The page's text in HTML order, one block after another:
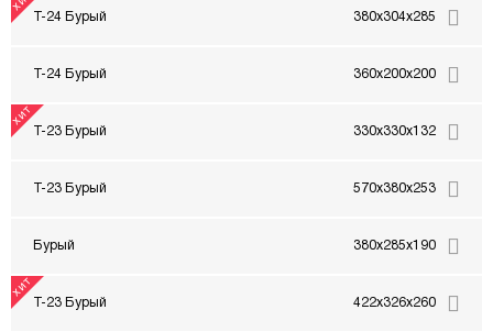
Т-24 Бурый 380x304x285
Т-24 Бурый 360x200x200
Т-23 Бурый 330x330x132
Т-23 Бурый 570x380x253
Бурый 380x285x190
Т-23 Бурый 422x326x260